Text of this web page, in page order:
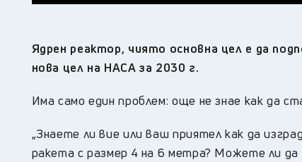
Ядрен реактор, чиято основна цел е да
нова цел на НАСА за 2030 г.
Има само един проблем: още не знае как да
„Знаете ли вие или ваш приятел как да
ракета с размер 4 на 6 метра? Можете ли